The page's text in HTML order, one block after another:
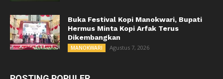
Buka Festival Kopi Manokwari, Bupati
Hermus Minta Kopi Arfak Terus
Dikembangkan
MANOKWARI Agustus 7, 2026